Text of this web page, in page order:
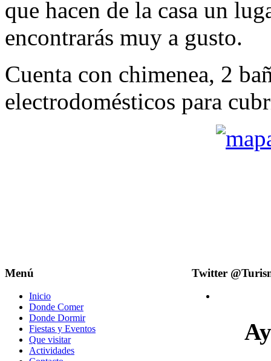
que hacen de la casa un
encontrarás muy a gusto.
Cuenta con chimenea, 2
electrodomésticos para
Menú
Inicio
Donde Comer
Donde Dormir
Fiestas y Eventos
Que visitar
Actividades
Twitter